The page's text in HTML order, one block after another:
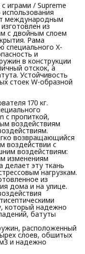
играми / Supreme
международным
из
с двойным слоем
Рама
X-
и
в конструкции
отскок, а
Устойчивость
стоек W-образной
170 кг.
с пропиткой,
воздействиям
возвращающийся
воздействии с
воздействиям:
изменениям
делает эту ткань
нагрузкам.
из
дома и на улице.
который надежно
батуты
расположенный
слоев, обшитых
и надежно